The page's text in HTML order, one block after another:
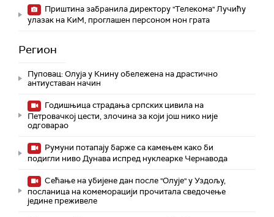
Приштина забранила директору "Телекома" Лучићу
улазак на КиМ, проглашен персоном нон грата
Регион
Пуповац: Олуја у Книну обележена на драстично
антиуставан начин
Годишњица страдања српских цивила на
Петровачкој цести, злочина за који још нико није
одговарао
Румуни потапају барже са камењем како би
подигли ниво Дунава испред нуклеарке Чернавода
Сећање на убијене дан после "Олује" у Уздољу,
посланица на комеморацији прочитала сведочење
једине преживеле